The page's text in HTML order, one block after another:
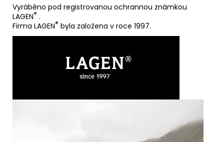
Vyráběno pod registrovanou ochrannou známkou
LAGEN® .
Firma LAGEN® byla založena v roce 1997.